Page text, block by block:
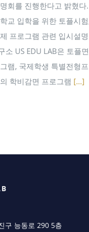
회를 진행한다고 밝혔다
교 입학을 위한 토플시험
프로그램 관련 입시설
소 US EDU LAB은 토플
램, 국제학생 특별전형
학비감면 프로그램 [...]
구 능동로 290 5층